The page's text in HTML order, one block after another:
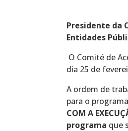
Presidente da
Entidades
O Comité de
dia 25 de
A ordem de
para o
COM A
programa que